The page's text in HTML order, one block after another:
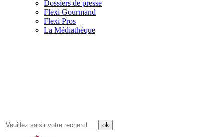
Dossiers de presse
Flexi Gourmand
Flexi Pros
La Médiathèque
Rechercher
dans